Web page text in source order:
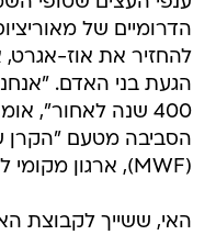
הדרומיים של
להחזיר את אוז-אגרט,
הגעת בני האדם.
400 שנה לאחור",
הסביבה מטעם "הקרן
(MWF), ארגון מקומי לא ממשלתי.
האי, ששייך לקבוצת